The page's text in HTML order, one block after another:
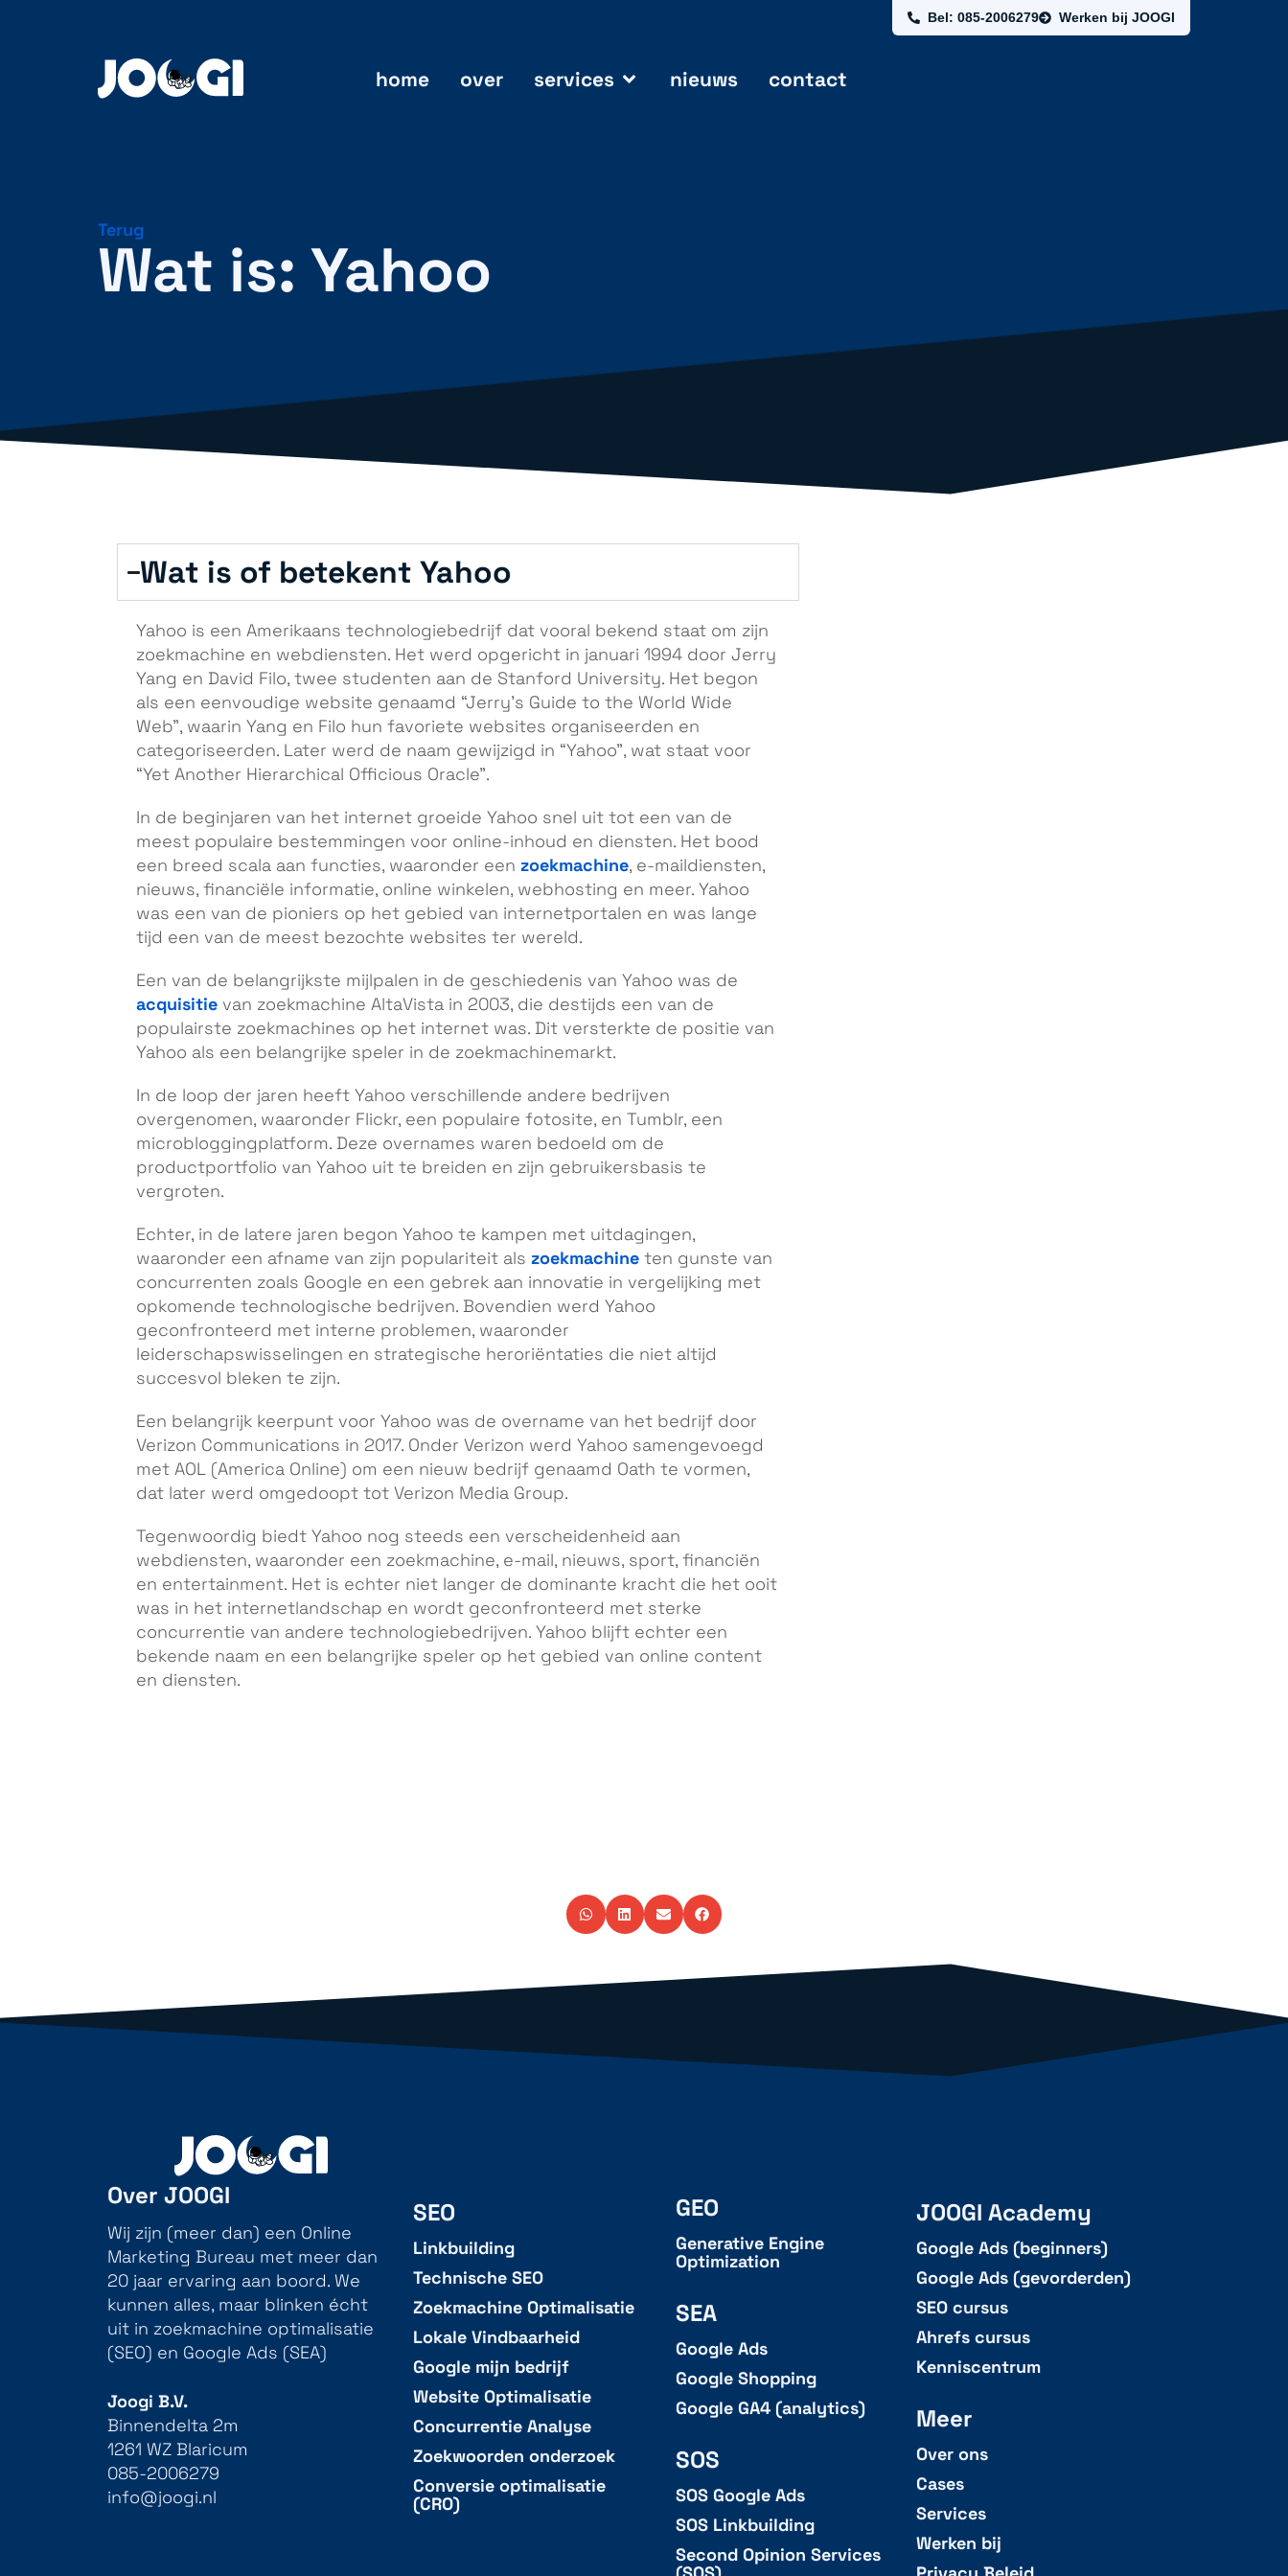
Bel: 085-2006279 Werken bij JOOGI
home over services nieuws contact
Terug
Wat is: Yahoo
Wat is of betekent Yahoo
Yahoo is een Amerikaans technologiebedrijf dat vooral bekend staat om zijn
zoekmachine en webdiensten. Het werd opgericht in januari 1994 door Jerry
Yang en David Filo, twee studenten aan de Stanford University. Het begon
als een eenvoudige website genaamd “Jerry’s Guide to the World Wide
Web”, waarin Yang en Filo hun favoriete websites organiseerden en
categoriseerden. Later werd de naam gewijzigd in “Yahoo”, wat staat voor
“Yet Another Hierarchical Officious Oracle”.
In de beginjaren van het internet groeide Yahoo snel uit tot een van de
meest populaire bestemmingen voor online-inhoud en diensten. Het bood
een breed scala aan functies, waaronder een zoekmachine, e-maildiensten,
nieuws, financiële informatie, online winkelen, webhosting en meer. Yahoo
was een van de pioniers op het gebied van internetportalen en was lange
tijd een van de meest bezochte websites ter wereld.
Een van de belangrijkste mijlpalen in de geschiedenis van Yahoo was de
acquisitie van zoekmachine AltaVista in 2003, die destijds een van de
populairste zoekmachines op het internet was. Dit versterkte de positie van
Yahoo als een belangrijke speler in de zoekmachinemarkt.
In de loop der jaren heeft Yahoo verschillende andere bedrijven
overgenomen, waaronder Flickr, een populaire fotosite, en Tumblr, een
microbloggingplatform. Deze overnames waren bedoeld om de
productportfolio van Yahoo uit te breiden en zijn gebruikersbasis te
vergroten.
Echter, in de latere jaren begon Yahoo te kampen met uitdagingen,
waaronder een afname van zijn populariteit als zoekmachine ten gunste van
concurrenten zoals Google en een gebrek aan innovatie in vergelijking met
opkomende technologische bedrijven. Bovendien werd Yahoo
geconfronteerd met interne problemen, waaronder
leiderschapswisselingen en strategische heroriëntaties die niet altijd
succesvol bleken te zijn.
Een belangrijk keerpunt voor Yahoo was de overname van het bedrijf door
Verizon Communications in 2017. Onder Verizon werd Yahoo samengevoegd
met AOL (America Online) om een nieuw bedrijf genaamd Oath te vormen,
dat later werd omgedoopt tot Verizon Media Group.
Tegenwoordig biedt Yahoo nog steeds een verscheidenheid aan
webdiensten, waaronder een zoekmachine, e-mail, nieuws, sport, financiën
en entertainment. Het is echter niet langer de dominante kracht die het ooit
was in het internetlandschap en wordt geconfronteerd met sterke
concurrentie van andere technologiebedrijven. Yahoo blijft echter een
bekende naam en een belangrijke speler op het gebied van online content
en diensten.
Over JOOGI
Wij zijn (meer dan) een Online
Marketing Bureau met meer dan
20 jaar ervaring aan boord. We
kunnen alles, maar blinken écht
uit in zoekmachine optimalisatie
(SEO) en Google Ads (SEA)
Joogi B.V.
Binnendelta 2m
1261 WZ Blaricum
085-2006279
info@joogi.nl
SEO
Linkbuilding
Technische SEO
Zoekmachine Optimalisatie
Lokale Vindbaarheid
Google mijn bedrijf
Website Optimalisatie
Concurrentie Analyse
Zoekwoorden onderzoek
Conversie optimalisatie
(CRO)
GEO
Generative Engine
Optimization
SEA
Google Ads
Google Shopping
Google GA4 (analytics)
SOS
SOS Google Ads
SOS Linkbuilding
Second Opinion Services
JOOGI Academy
Google Ads (beginners)
Google Ads (gevorderden)
SEO cursus
Ahrefs cursus
Kenniscentrum
Meer
Over ons
Cases
Services
Werken bij